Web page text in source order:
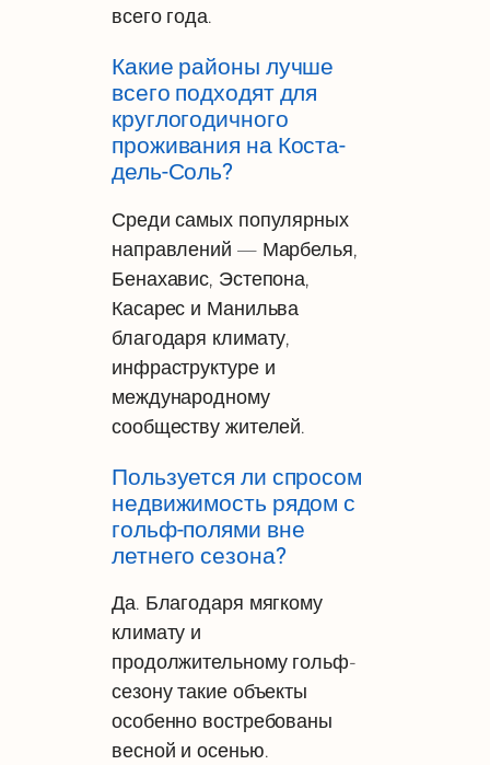
всего года.
Какие районы лучше
всего подходят для
круглогодичного
проживания на Коста-
дель-Соль?
Среди самых популярных
направлений — Марбелья,
Бенахавис, Эстепона,
Касарес и Манильва
благодаря климату,
инфраструктуре и
международному
сообществу жителей.
Пользуется ли спросом
недвижимость рядом с
гольф-полями вне
летнего сезона?
Да. Благодаря мягкому
климату и
продолжительному гольф-
сезону такие объекты
особенно востребованы
весной и осенью.